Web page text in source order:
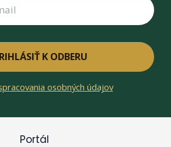
K ODBERU
osobných údajov
Portál